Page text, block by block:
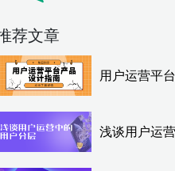
荐文章
用户运营平
浅谈用户运